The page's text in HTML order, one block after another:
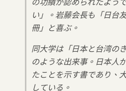
い」。岩藤会長も「日台
冊」と喜ぶ。
同大学は「日本と台湾の
のような出来事。日本人
たことを示す書であり、
している。